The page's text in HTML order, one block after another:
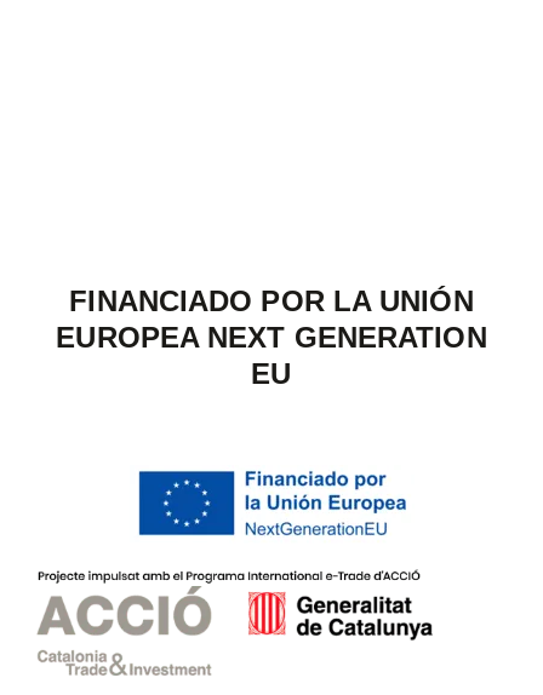
FINANCIADO POR LA UNIÓN
EUROPEA NEXT GENERATION
EU